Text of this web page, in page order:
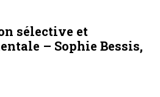
sélective et
– Sophie Bessis,